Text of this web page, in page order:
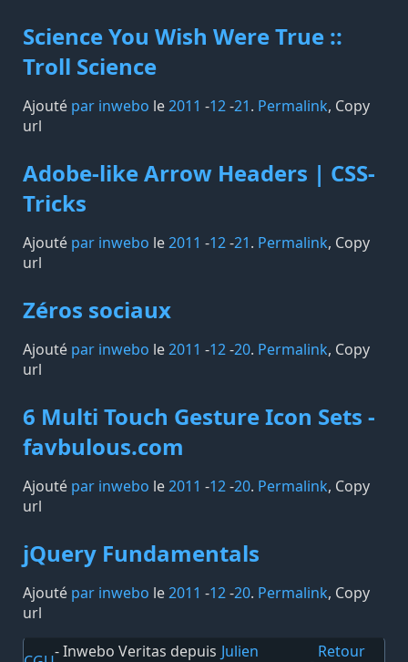
Science You Wish Were True ::
Troll Science
Ajouté par inwebo le2011 -12-21. Permalink, Copy
url
Adobe-like Arrow Headers | CSS-
Tricks
Ajouté par inwebo le2011 -12-21. Permalink, Copy
url
Zéros sociaux
Ajouté par inwebo le2011 -12-20. Permalink, Copy
url
6 Multi Touch Gesture Icon Sets -
favbulous.com
Ajouté par inwebo le2011 -12-20. Permalink, Copy
url
jQuery Fundamentals
Ajouté par inwebo le2011 -12-20. Permalink, Copy
url
- Inwebo Veritas depuis Julien
Retour